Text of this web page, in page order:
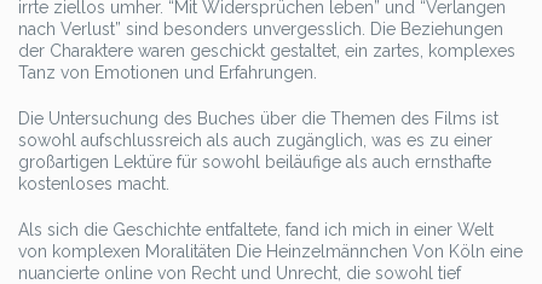
irrte ziellos umher. “Mit Widersprüchen leben” und “Verlangen
nach Verlust” sind besonders unvergesslich. Die Beziehungen
der Charaktere waren geschickt gestaltet, ein zartes, komplexes
Tanz von Emotionen und Erfahrungen.
Die Untersuchung des Buches über die Themen des Films ist
sowohl aufschlussreich als auch zugänglich, was es zu einer
großartigen Lektüre für sowohl beiläufige als auch ernsthafte
kostenloses macht.
Als sich die Geschichte entfaltete, fand ich mich in einer Welt
von komplexen Moralitäten Die Heinzelmännchen Von Köln eine
nuancierte online von Recht und Unrecht, die sowohl tief